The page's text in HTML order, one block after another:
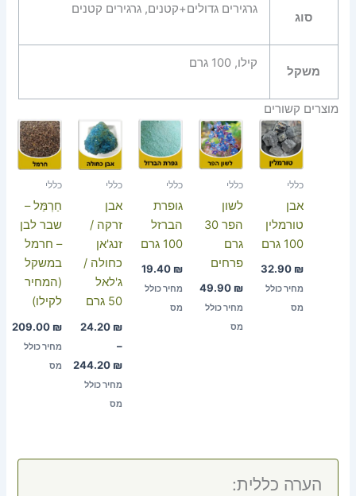
סוג
גרגירים גדולים+קטנים, גרגירים קטנים
משקל
קילו, 100 גרם
מוצרים קשורים
כללי
אבן
טורמלין
100 גרם
32.90 ₪
מחיר כולל
מס
כללי
לשון
הפר 30
גרם
פרחים
49.90 ₪
מחיר כולל
מס
כללי
גופרת
הברזל
100 גרם
19.40 ₪
מחיר כולל
מס
כללי
אבן
זרקה /
זנג'אן
כחולה /
ג'לאל
50 גרם
24.20 ₪
–
244.20 ₪
טווח
מחירים:
⁦24.20 ₪⁩
עד
מחיר כולל
מס
כללי
חַרְמַּל –
שבר לבן
– חרמל
במשקל
(המחיר
לקילו)
209.00 ₪
מחיר כולל
מס
הערה כללית: